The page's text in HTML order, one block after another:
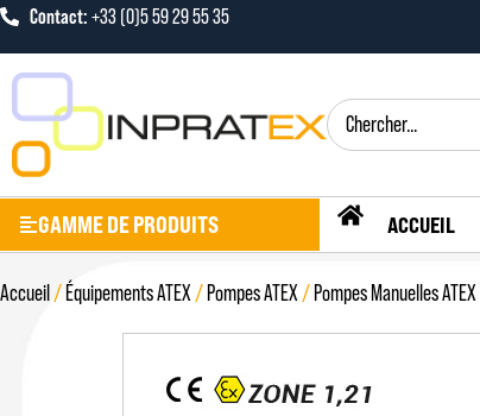
Contact:+33 (0)5 59 29 55 35
GAMME DE PRODUITS ACCUEIL
Accueil / Équipements ATEX / Pompes ATEX / Pompes Manuelles ATEX